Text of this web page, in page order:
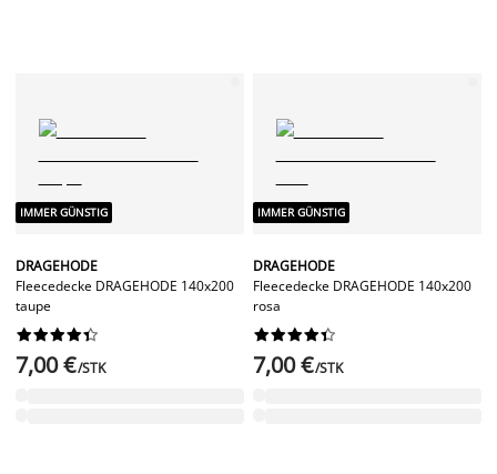
IMMER GÜNSTIG
DRAGEHODE
Fleecedecke DRAGEHODE 140x200
taupe






7,00 €/STK
IMMER GÜNSTIG
DRAGEHODE
Fleecedecke DRAGEHODE 140x200
rosa






7,00 €/STK